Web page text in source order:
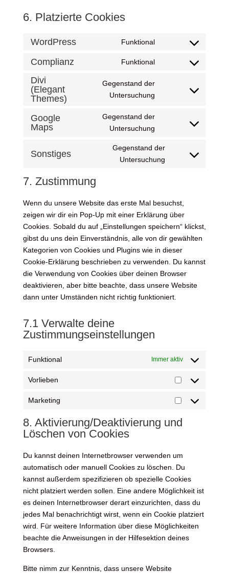
6. Platzierte Cookies
WordPress Funktional
Complianz Funktional
Divi
(Elegant
Themes)
Gegenstand der
Untersuchung
Google
Maps
Gegenstand der
Untersuchung
service
google-
Sonstiges
Gegenstand der
Untersuchung
Consent
7. Zustimmung
Wenn du unsere Website das erste Mal besuchst,
zeigen wir dir ein Pop-Up mit einer Erklärung über
Cookies. Sobald du auf „Einstellungen speichern“ klickst,
gibst du uns dein Einverständnis, alle von dir gewählten
Kategorien von Cookies und Plugins wie in dieser
Cookie-Erklärung beschrieben zu verwenden. Du kannst
die Verwendung von Cookies über deinen Browser
deaktivieren, aber bitte beachte, dass unsere Website
dann unter Umständen nicht richtig funktioniert.
7.1 Verwalte deine
Zustimmungseinstellungen
Funktional Immer aktiv
Vorlieben
Vorlieben
Marketing
Marketing
8. Aktivierung/Deaktivierung und
Löschen von Cookies
Du kannst deinen Internetbrowser verwenden um
automatisch oder manuell Cookies zu löschen. Du
kannst außerdem spezifizieren ob spezielle Cookies
nicht platziert werden sollen. Eine andere Möglichkeit ist
es deinen Internetbrowser derart einzurichten, dass du
jedes Mal benachrichtigt wirst, wenn ein Cookie platziert
wird. Für weitere Information über diese Möglichkeiten
beachte die Anweisungen in der Hilfesektion deines
Browsers.
Bitte nimm zur Kenntnis, dass unsere Website